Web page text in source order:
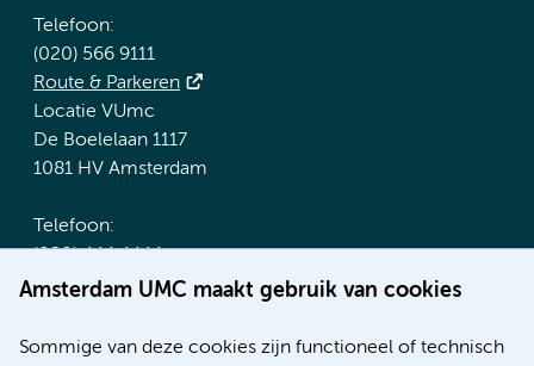
Amsterdam UMC maakt gebruik van cookies
Sommige van deze cookies zijn functioneel of technisch
Telefoon:
(020) 566 9111
Route & Parkeren
Locatie VUmc
De Boelelaan 1117
1081 HV Amsterdam
Telefoon:
(020) 444 4444
Route & Parkeren
Meer Amsterdam UMC websites: